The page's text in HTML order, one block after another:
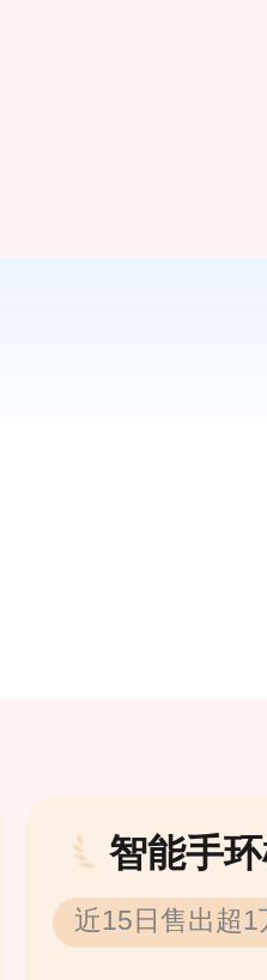
智能手
近15日售出超1